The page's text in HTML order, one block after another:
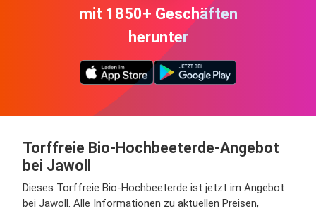
mit 1850+ Geschäften
herunter
Torffreie Bio-Hochbeeterde-Angebot
bei Jawoll
Dieses Torffreie Bio-Hochbeeterde ist jetzt im Angebot
bei Jawoll. Alle Informationen zu aktuellen Preisen,